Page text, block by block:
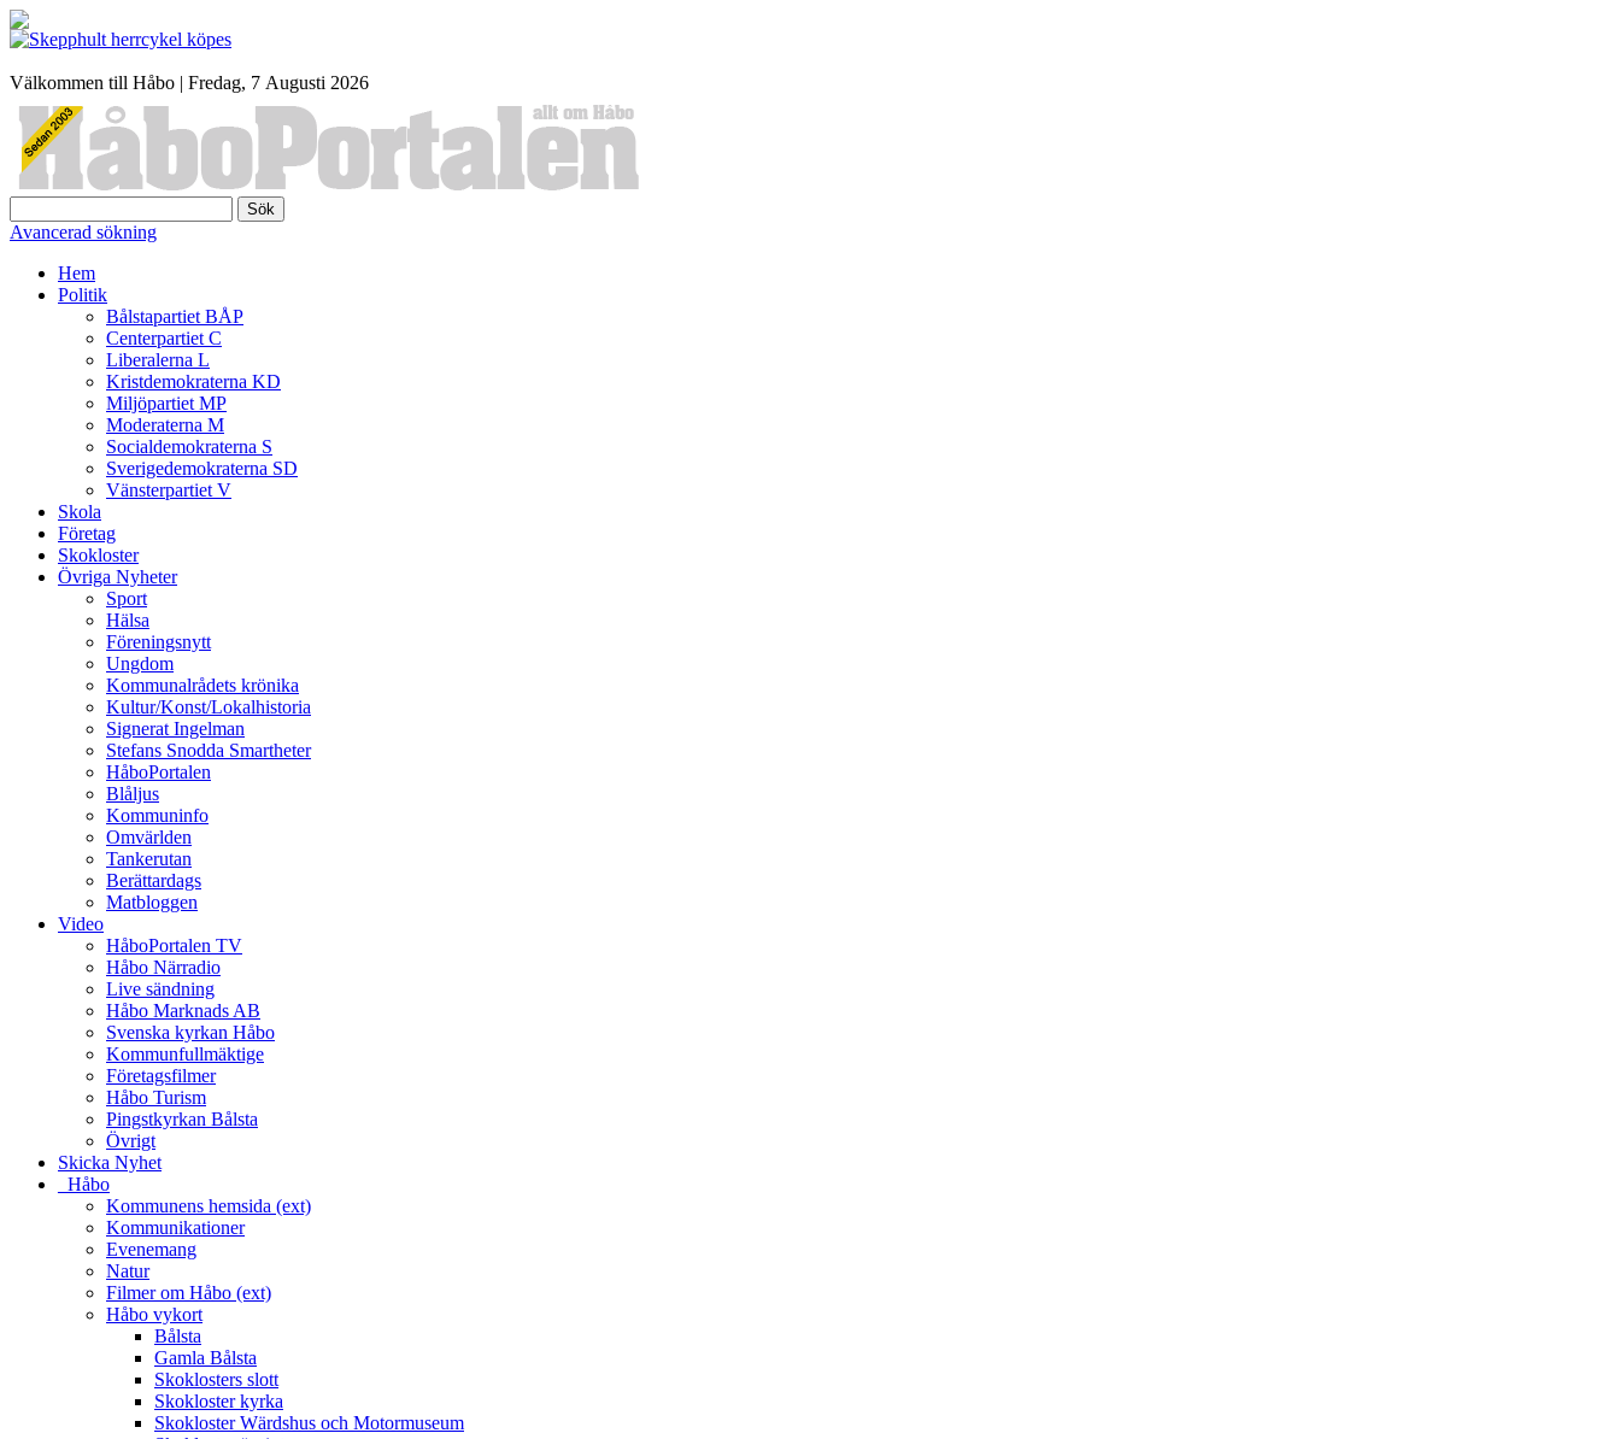
Välkommen till Håbo | Fredag, 7 Αugusti 2026
Sök
Avancerad sökning
Hem
Politik
Bålstapartiet BÅP
Centerpartiet C
Liberalerna L
Kristdemokraterna KD
Miljöpartiet MP
Moderaterna M
Socialdemokraterna S
Sverigedemokraterna SD
Vänsterpartiet V
Skola
Företag
Skokloster
Övriga Nyheter
Sport
Hälsa
Föreningsnytt
Ungdom
Kommunalrådets krönika
Kultur/Konst/Lokalhistoria
Signerat Ingelman
Stefans Snodda Smartheter
HåboPortalen
Blåljus
Kommuninfo
Omvärlden
Tankerutan
Berättardags
Matbloggen
Video
HåboPortalen TV
Håbo Närradio
Live sändning
Håbo Marknads AB
Svenska kyrkan Håbo
Kommunfullmäktige
Företagsfilmer
Håbo Turism
Pingstkyrkan Bålsta
Övrigt
Skicka Nyhet
_Håbo
Kommunens hemsida (ext)
Kommunikationer
Evenemang
Natur
Filmer om Håbo (ext)
Håbo vykort
Bålsta
Gamla Bålsta
Skoklosters slott
Skokloster kyrka
Skokloster Wärdshus och Motormuseum